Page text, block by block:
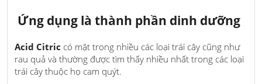
Ứng dụng là thành phần dinh dưỡng
Acid Citric có mặt trong nhiều các loại trái cây cũng như
rau quả và thường được tìm thấy nhiều nhất trong các loại
trái cây thuộc họ cam quýt.